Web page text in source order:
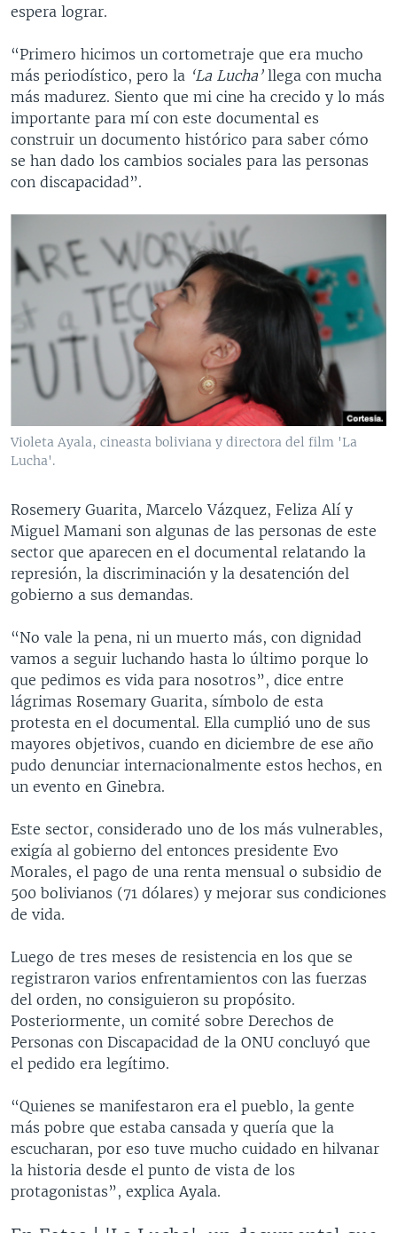
espera lograr.
“Primero hicimos un cortometraje que era mucho
más periodístico, pero la ‘La Lucha’llega con mucha
más madurez. Siento que mi cine ha crecido y lo más
importante para mí con este documental es
construir un documento histórico para saber cómo
se han dado los cambios sociales para las personas
con discapacidad”.
Violeta Ayala, cineasta boliviana y directora del film 'La
Lucha'.
Rosemery Guarita, Marcelo Vázquez, Feliza Alí y
Miguel Mamani son algunas de las personas de este
sector que aparecen en el documental relatando la
represión, la discriminación y la desatención del
gobierno a sus demandas.
“No vale la pena, ni un muerto más, con dignidad
vamos a seguir luchando hasta lo último porque lo
que pedimos es vida para nosotros”, dice entre
lágrimas Rosemary Guarita, símbolo de esta
protesta en el documental. Ella cumplió uno de sus
mayores objetivos, cuando en diciembre de ese año
pudo denunciar internacionalmente estos hechos, en
un evento en Ginebra.
Este sector, considerado uno de los más vulnerables,
exigía al gobierno del entonces presidente Evo
Morales, el pago de una renta mensual o subsidio de
500 bolivianos (71 dólares) y mejorar sus condiciones
de vida.
Luego de tres meses de resistencia en los que se
registraron varios enfrentamientos con las fuerzas
del orden, no consiguieron su propósito.
Posteriormente, un comité sobre Derechos de
Personas con Discapacidad de la ONU concluyó que
el pedido era legítimo.
“Quienes se manifestaron era el pueblo, la gente
más pobre que estaba cansada y quería que la
escucharan, por eso tuve mucho cuidado en hilvanar
la historia desde el punto de vista de los
protagonistas”, explica Ayala.